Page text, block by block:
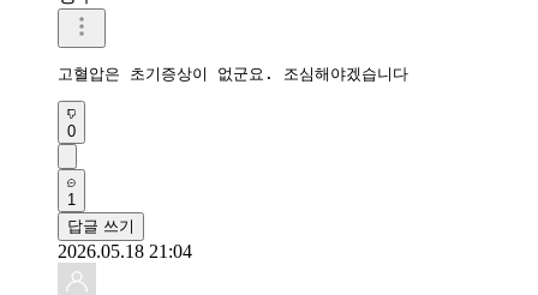
고혈압은 초기증상이 없군요. 조심해야겠습니다
0
1
답글 쓰기
2026.05.18 21:04